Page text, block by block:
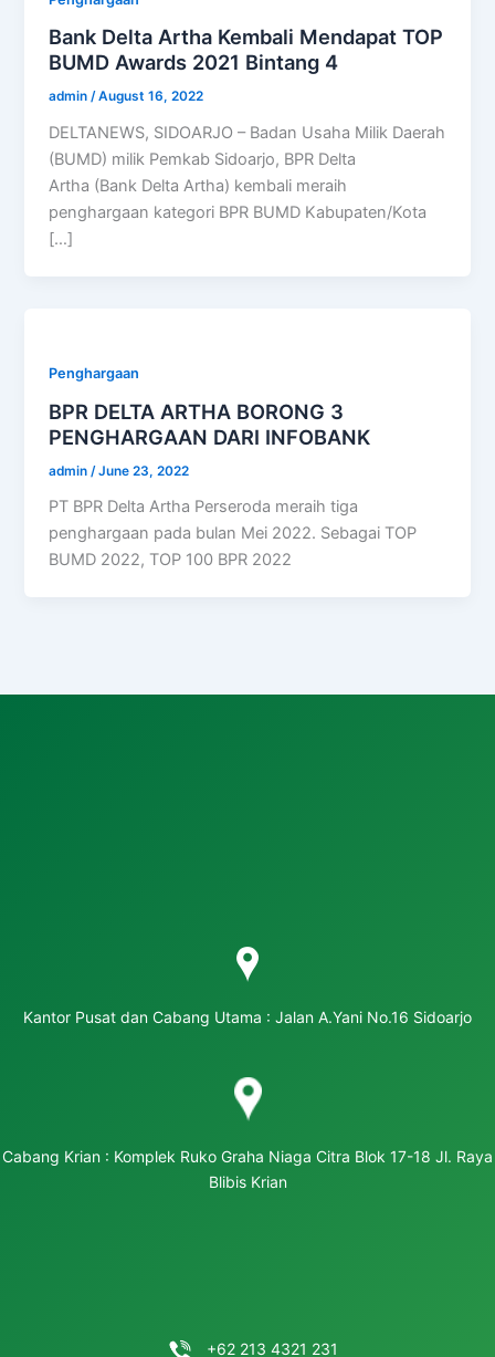
Bank Delta Artha Kembali Mendapat TOP
BUMD Awards 2021 Bintang 4
admin/August 16, 2022
DELTANEWS, SIDOARJO – Badan Usaha Milik Daerah
(BUMD) milik Pemkab Sidoarjo, BPR Delta
Artha (Bank Delta Artha) kembali meraih
penghargaan kategori BPR BUMD Kabupaten/Kota
[…]
Penghargaan
BPR DELTA ARTHA BORONG 3
PENGHARGAAN DARI INFOBANK
admin /June 23, 2022
PT BPR Delta Artha Perseroda meraih tiga
penghargaan pada bulan Mei 2022. Sebagai TOP
BUMD 2022, TOP 100 BPR 2022
Kantor Pusat dan Cabang Utama : Jalan A.Yani No.16 Sidoarjo
Cabang Krian : Komplek Ruko Graha Niaga Citra Blok 17-18 Jl. Raya
Blibis Krian
+62 213 4321 231